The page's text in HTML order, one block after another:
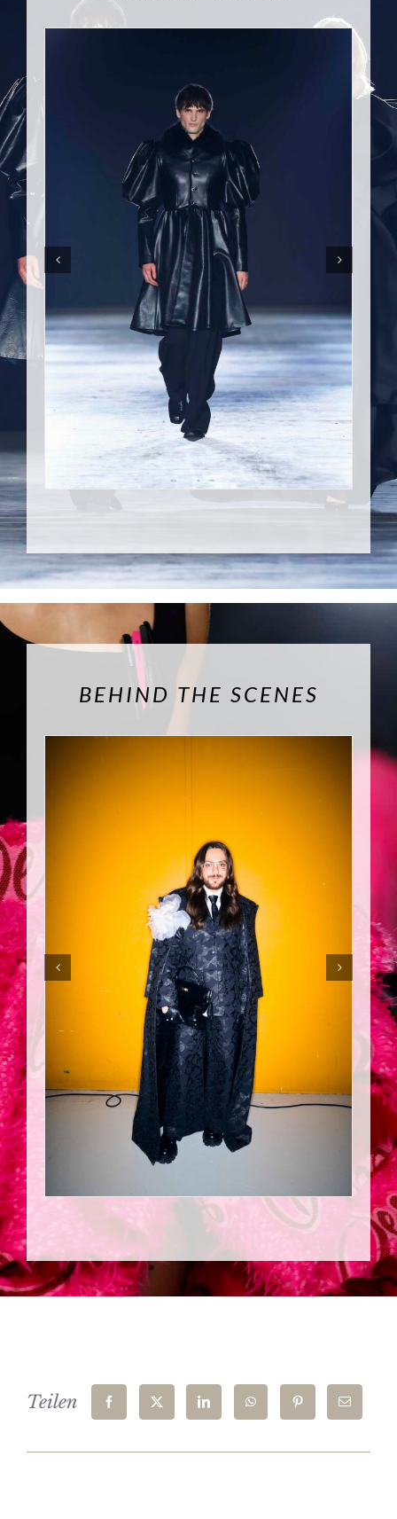
BEHIND THE SCENES
Teilen